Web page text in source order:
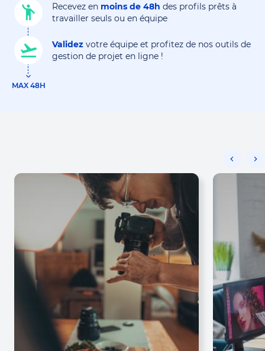
Recevez en moins de 48h des profils prêts à
travailler seuls ou en équipe
Validez votre équipe et profitez de nos outils de
gestion de projet en ligne !
MAX 48H